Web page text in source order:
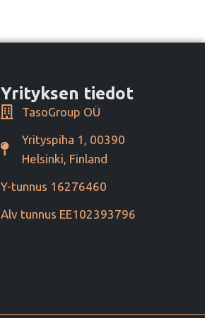
Yrityksen tiedot
TasoGroup OÜ
Yrityspiha 1, 00390
Helsinki, Finland
Y-tunnus 16276460
Alv tunnus EE102393796